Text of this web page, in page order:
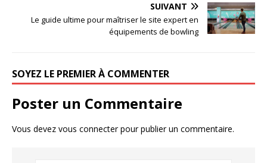
SUIVANT
Le guide ultime pour maîtriser le site expert en
équipements de bowling
SOYEZ LE PREMIER À COMMENTER
Poster un Commentaire
Vous devez vous connecterpour publier un commentaire.